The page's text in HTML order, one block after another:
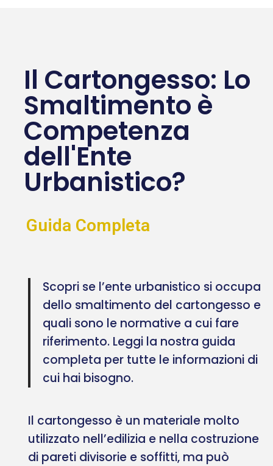
Il Cartongesso: Lo
Smaltimento è
Competenza
dell'Ente
Urbanistico?
Guida Completa
Scopri se l’ente urbanistico si occupa
dello smaltimento del cartongesso e
quali sono le normative a cui fare
riferimento. Leggi la nostra guida
completa per tutte le informazioni di
cui hai bisogno.
Il cartongesso è un materiale molto
utilizzato nell’edilizia e nella costruzione
di pareti divisorie e soffitti, ma può